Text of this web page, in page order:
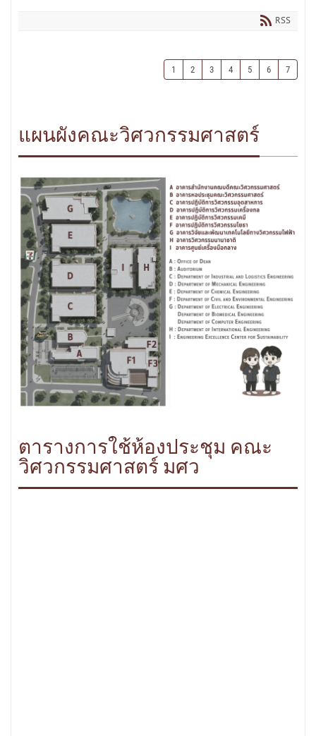
RSS
1 2 3 4 5 6 7
แผนผังคณะวิศวกรรมศาสตร์
ตารางการใช้ห้องประชุม คณะ
วิศวกรรมศาสตร์ มศว